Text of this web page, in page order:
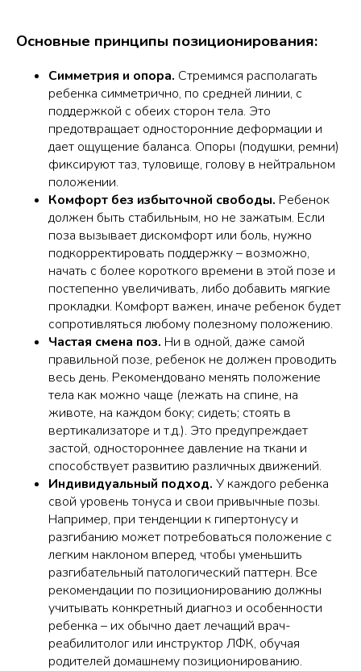
Основные принципы позиционирования:
Симметрия и опора. Стремимся располагать
ребенка симметрично, по средней линии, с
поддержкой с обеих сторон тела. Это
предотвращает односторонние деформации и
дает ощущение баланса. Опоры (подушки, ремни)
фиксируют таз, туловище, голову в нейтральном
положении.
Комфорт без избыточной свободы. Ребенок
должен быть стабильным, но не зажатым. Если
поза вызывает дискомфорт или боль, нужно
подкорректировать поддержку – возможно,
начать с более короткого времени в этой позе и
постепенно увеличивать, либо добавить мягкие
прокладки. Комфорт важен, иначе ребенок будет
сопротивляться любому полезному положению.
Частая смена поз. Ни в одной, даже самой
правильной позе, ребенок не должен проводить
весь день. Рекомендовано менять положение
тела как можно чаще (лежать на спине, на
животе, на каждом боку; сидеть; стоять в
вертикализаторе и т.д.). Это предупреждает
застой, одностороннее давление на ткани и
способствует развитию различных движений.
Индивидуальный подход. У каждого ребенка
свой уровень тонуса и свои привычные позы.
Например, при тенденции к гипертонусу и
разгибанию может потребоваться положение с
легким наклоном вперед, чтобы уменьшить
разгибательный патологический паттерн. Все
рекомендации по позиционированию должны
учитывать конкретный диагноз и особенности
ребенка – их обычно дает лечащий врач-
реабилитолог или инструктор ЛФК, обучая
родителей домашнему позиционированию.